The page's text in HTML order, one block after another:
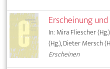
Erscheinung
In: Mira Fliescher
(Hg.), Dieter Mersch
Erscheinen